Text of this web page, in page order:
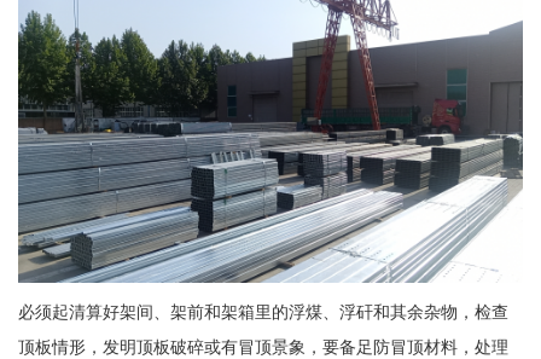
必须起清算好架间、架前和架箱里的浮煤、浮矸和其余杂物，检查
顶板情形，发明顶板破碎或有冒顶景象，要备足防冒顶材料，处理